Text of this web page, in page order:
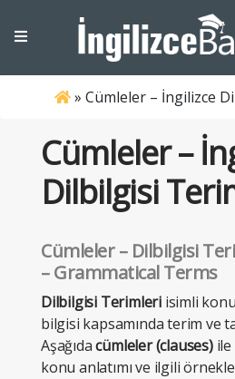
» Cümleler – İngilizce
Cümleler –
Dilbilgisi
Cümleler – Dilbilgisi
– Grammatical Terms
Dilbilgisi Terimleri isimli
bilgisi kapsamında terim ve
Aşağıdacümleler (clauses) ile
konu anlatımı ve ilgili